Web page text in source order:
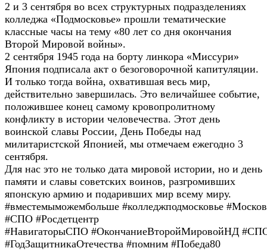
2 и 3 сентября во всех структурных подразделениях
колледжа «Подмосковье» прошли тематические
классные часы на тему «80 лет со дня окончания
Второй Мировой войны».
2 сентября 1945 года на борту линкора «Миссури»
Япония подписала акт о безоговорочной капитуляции.
И только тогда война, охватившая весь мир,
действительно завершилась. Это величайшее событие,
положившее конец самому кровопролитному
конфликту в истории человечества. Этот день
воинской славы России, День Победы над
милитаристской Японией, мы отмечаем ежегодно 3
сентября.
Для нас это не только дата мировой истории, но и день
памяти и славы советских воинов, разгромивших
японскую армию и подаривших мир всему миру.
#вместемыможембольше #колледжподмосковье
#СПО #Росдетцентр
#НавигаторыСПО #ОкончаниеВторойМировойНД
#ГодЗащитникаОтечества #помним #Победа80